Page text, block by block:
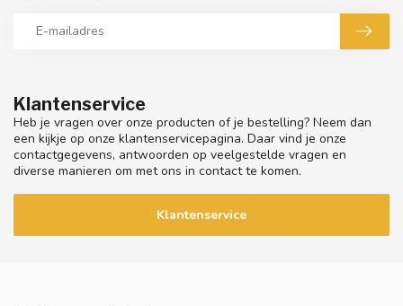
Klantenservice
Heb je vragen over onze producten of je bestelling? Neem dan
een kijkje op onze klantenservicepagina. Daar vind je onze
contactgegevens, antwoorden op veelgestelde vragen en
diverse manieren om met ons in contact te komen.
Klantenservice